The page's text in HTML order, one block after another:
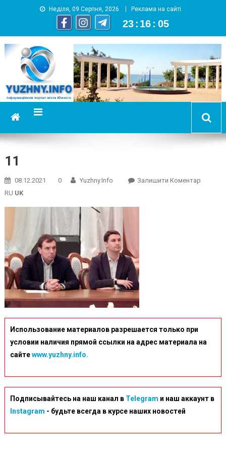
Неділя, 09 Серпня, 2026 Реклама на сайті
23 : 16 : 05
YUZHNY.INFO
информационный портал города Южный
11
08.12.2021 0 Yuzhny.info Залишити КоментарOn
RU UK
Использование материалов разрешается только при
условии наличия прямой ссылки на адрес материала на
сайтеwww.yuzhny.info.
Подписывайтесь на наш канал в Telegram и наш аккаунт в
Instagram - будьте всегда в курсе наших новостей